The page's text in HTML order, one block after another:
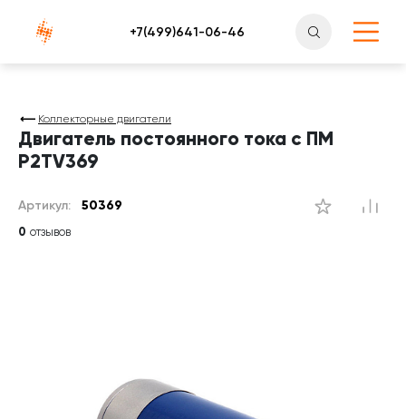
Атлантснаб
Коллекторные двигатели
Двигатель постоянного тока с ПМ
P2TV369
Артикул: 50369